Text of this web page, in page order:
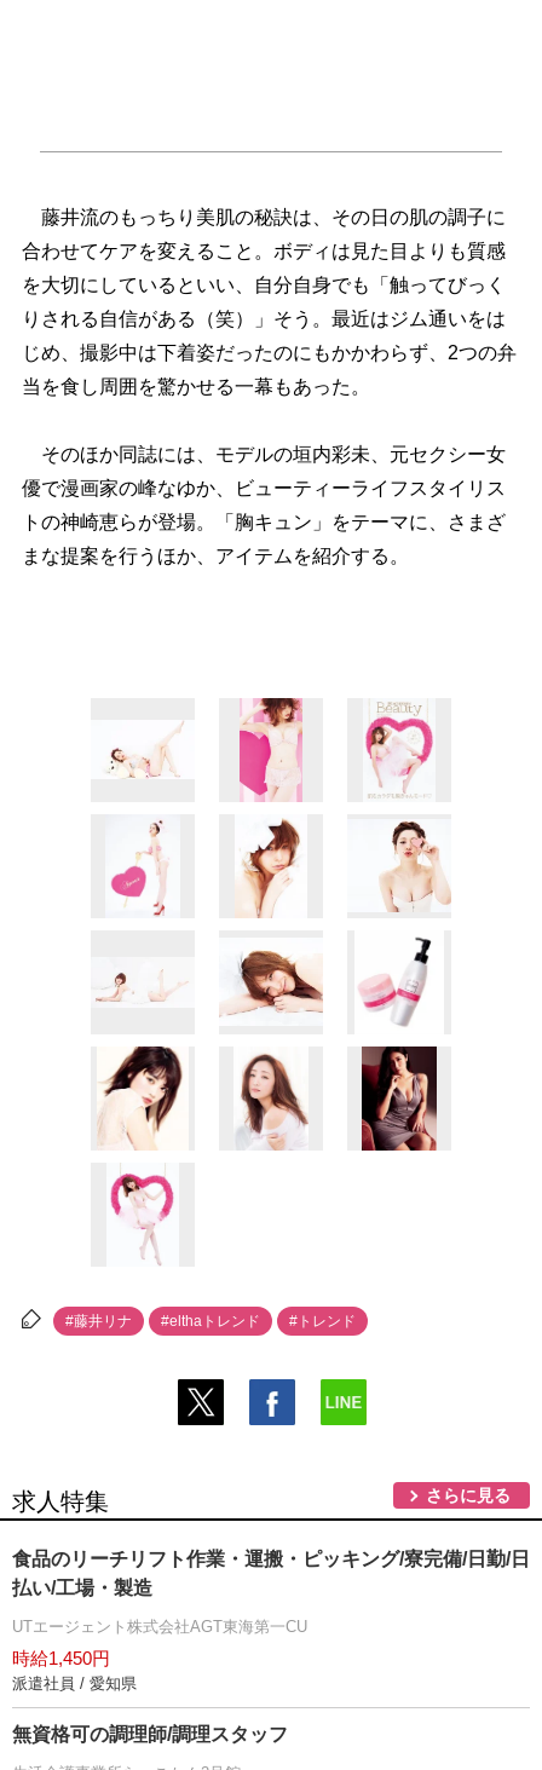
藤井流のもっちり美肌の秘訣は、その日の肌の調子に
合わせてケアを変えること。ボディは見た目よりも質感
を大切にしているといい、自分自身でも「触ってびっく
りされる自信がある（笑）」そう。最近はジム通いをは
じめ、撮影中は下着姿だったのにもかかわらず、2つの弁
当を食し周囲を驚かせる一幕もあった。
そのほか同誌には、モデルの垣内彩未、元セクシー女
優で漫画家の峰なゆか、ビューティーライフスタイリス
トの神崎恵らが登場。「胸キュン」をテーマに、さまざ
まな提案を行うほか、アイテムを紹介する。
#藤井リナ #elthaトレンド #トレンド
求人特集 さらに見る
食品のリーチリフト作業・運搬・ピッキング/寮完備/日勤/日
払い/工場・製造
UTエージェント株式会社AGT東海第一CU
時給1,450円
派遣社員 / 愛知県
無資格可の調理師/調理スタッフ